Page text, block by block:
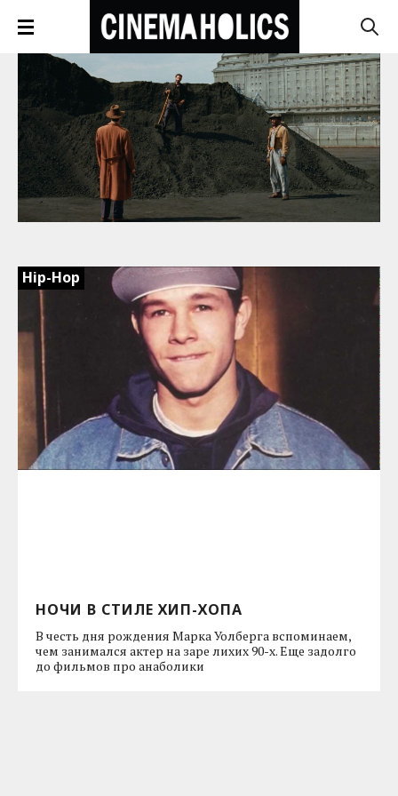
Hip-Hop
НОЧИ В СТИЛЕ ХИП-ХОПА
В честь дня рождения Марка Уолберга вспоминаем,
чем занимался актер на заре лихих 90-х. Еще задолго
до фильмов про анаболики